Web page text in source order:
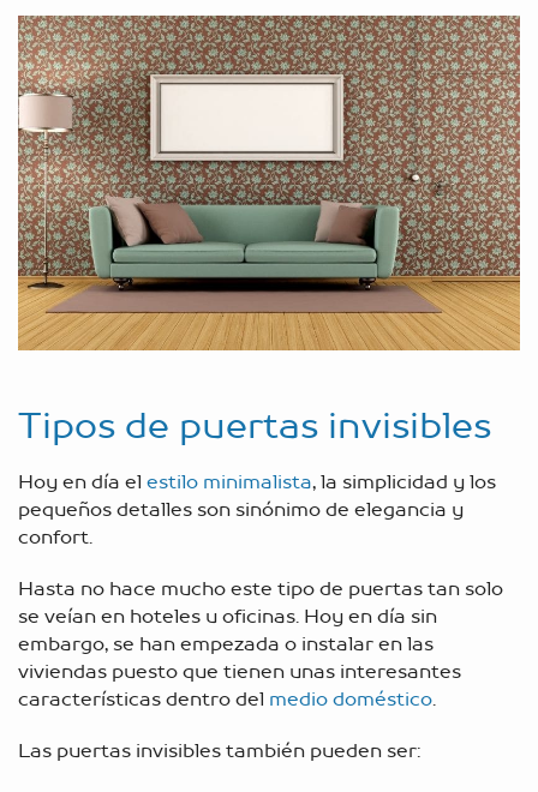
Tipos de puertas invisibles
Hoy en día el estilo minimalista, la simplicidad y los
pequeños detalles son sinónimo de elegancia y
confort.
Hasta no hace mucho este tipo de puertas tan solo
se veían en hoteles u oficinas. Hoy en día sin
embargo, se han empezada o instalar en las
viviendas puesto que tienen unas interesantes
características dentro del medio doméstico.
Las puertas invisibles también pueden ser: